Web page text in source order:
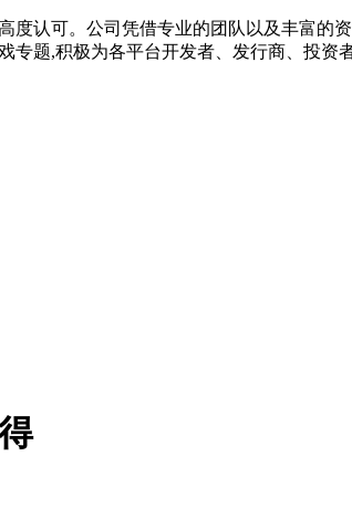
度认可。公司凭借专业的团队以及丰富的
专题,积极为各平台开发者、发行商、投资